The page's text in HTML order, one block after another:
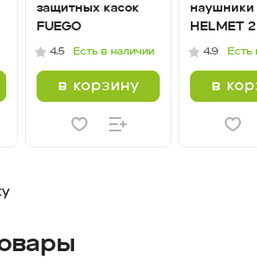
защитных касок
FUEGO
4.5 Есть в наличии
в корзину
наушники
HELMET 2
4.9 Есть
в